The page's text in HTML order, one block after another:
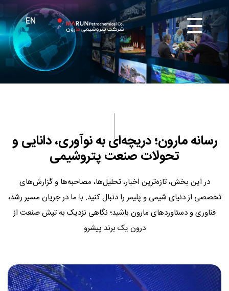
رسانه مارون؛ دریچه‌ای به نوآوری، دانایی و
تحولات صنعت پتروشیمی
در این بخش، تازه‌ترین اخبار، تحلیل‌ها، مصاحبه‌ها و گزارش‌های
تخصصی از دنیای شیمی و پلیمر را دنبال کنید. با ما در جریان مسیر رشد،
فناوری و دستاوردهای مارون باشید؛ نگاهی نزدیک به تپش صنعت از
درون یک برند پیشرو